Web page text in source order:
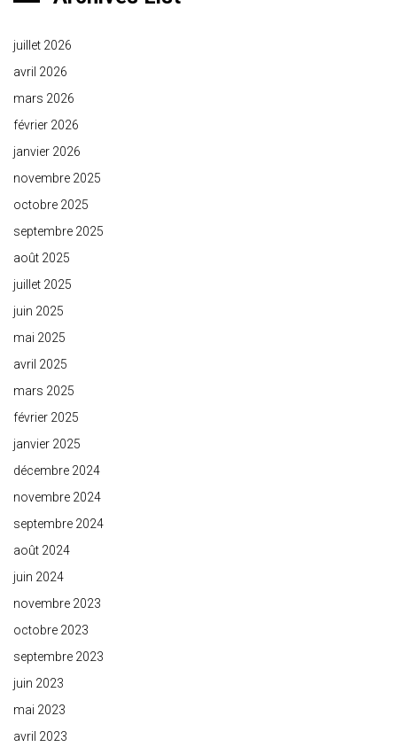
juillet 2026
avril 2026
mars 2026
février 2026
janvier 2026
novembre 2025
octobre 2025
septembre 2025
août 2025
juillet 2025
juin 2025
mai 2025
avril 2025
mars 2025
février 2025
janvier 2025
décembre 2024
novembre 2024
septembre 2024
août 2024
juin 2024
novembre 2023
octobre 2023
septembre 2023
juin 2023
mai 2023
avril 2023